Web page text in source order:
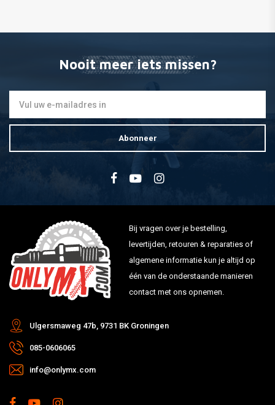
Nooit meer iets missen?
Abonneer
Bij vragen over je bestelling,
levertijden, retouren & reparaties of
algemene informatie kun je altijd op
één van de onderstaande manieren
contact met ons opnemen.
Ulgersmaweg 47b, 9731 BK Groningen
085-0606065
info@onlymx.com